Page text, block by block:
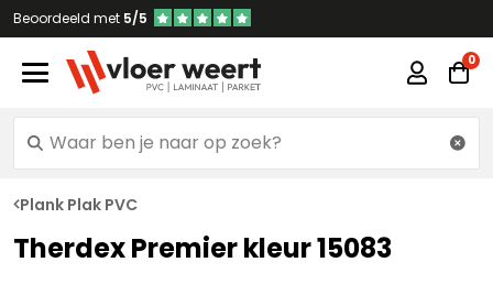
Beoordeeld met 5/5
Plank Plak PVC
Therdex Premier kleur 15083